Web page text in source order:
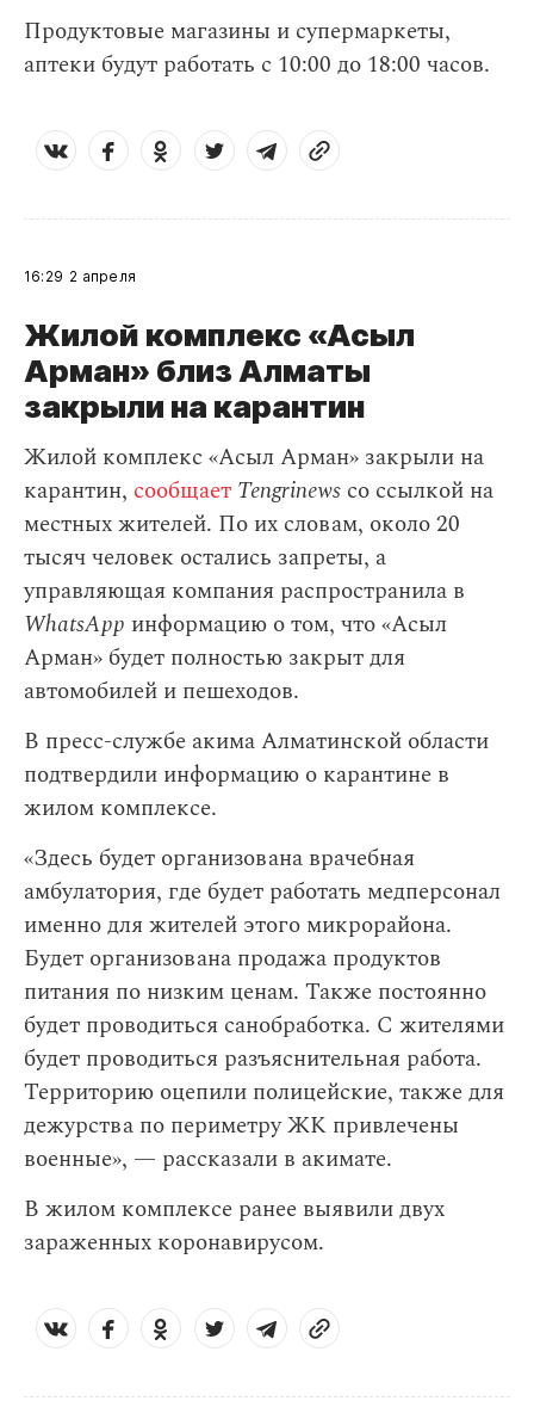
Продуктовые магазины и супермаркеты,
аптеки будут работать с 10:00 до 18:00 часов.
16:29 2 апреля
Жилой комплекс «Асыл
Арман» близ Алматы
закрыли на карантин
Жилой комплекс «Асыл Арман» закрыли на
карантин, сообщает Tengrinews со ссылкой на
местных жителей. По их словам, около 20
тысяч человек остались запреты, а
управляющая компания распространила в
WhatsApp информацию о том, что «Асыл
Арман» будет полностью закрыт для
автомобилей и пешеходов.
В пресс-службе акима Алматинской области
подтвердили информацию о карантине в
жилом комплексе.
«Здесь будет организована врачебная
амбулатория, где будет работать медперсонал
именно для жителей этого микрорайона.
Будет организована продажа продуктов
питания по низким ценам. Также постоянно
будет проводиться санобработка. С жителями
будет проводиться разъяснительная работа.
Территорию оцепили полицейские, также для
дежурства по периметру ЖК привлечены
военные», — рассказали в акимате.
В жилом комплексе ранее выявили двух
зараженных коронавирусом.